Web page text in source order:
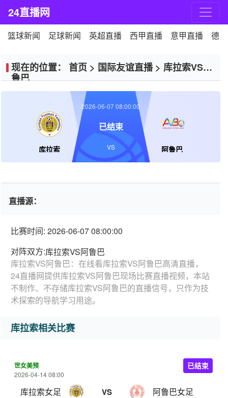
24直播网
篮球新闻 足球新闻 英超直播 西甲直播 意甲直播 德
现在的位置： 首页 > 国际友谊直播> 库拉索VS阿
鲁巴
库拉索 阿鲁巴
2026-06-07 08:00:00
已结束
VS
直播源：
比赛时间: 2026-06-07 08:00:00
对阵双方:库拉索VS阿鲁巴
库拉索VS阿鲁巴：在线看库拉索VS阿鲁巴高清直播，
24直播网提供库拉索VS阿鲁巴现场比赛直播视频，本站
不制作、不存储库拉索VS阿鲁巴的直播信号，只作为技
术探索的导航学习用途。
库拉索相关比赛
世女美预
2026-04-14 08:00
库拉索女足 VS 阿鲁巴女足
已结束